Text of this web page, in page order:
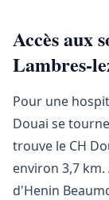
Accès aux
Lambres-
Pour une
Douai se
trouve le CH
environ 3,7
d'Henin